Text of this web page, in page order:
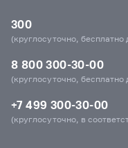
300
(круглосуточно,
8 800 300-30-00
(круглосуточно, бесплатно
+7 499 300-30-00
(круглосуточно, в